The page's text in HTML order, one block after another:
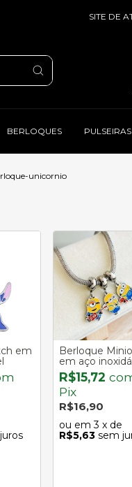
SITE DE
BERLOQUES PULSEIRAS
unicornio
em
Berloque
em aço
R$15,72
Pix
R$16,90
3 x de
R$5,63 sem